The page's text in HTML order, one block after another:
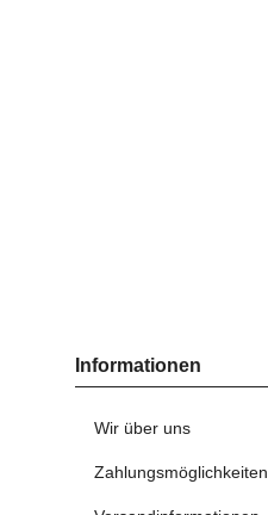
Informationen
Wir über uns
Zahlungsmöglichkeiten